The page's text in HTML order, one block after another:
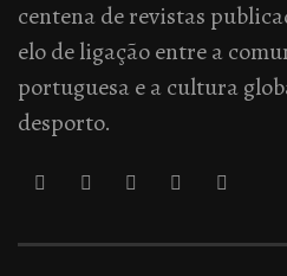
centena de revistas
elo de ligação entre a
portuguesa e a cultura
desporto.